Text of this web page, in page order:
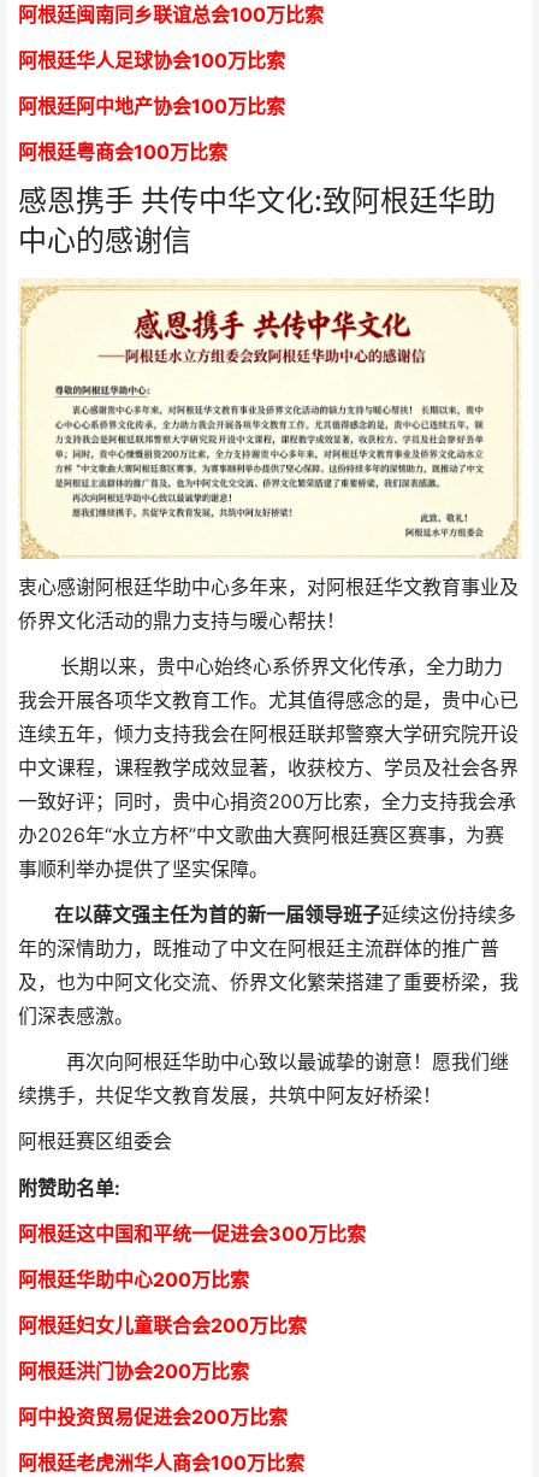
阿根廷闽南同乡联谊总会100万比索
阿根廷华人足球协会100万比索
阿根廷阿中地产协会100万比索
阿根廷粤商会100万比索
感恩携手 共传中华文化:致阿根廷华助
中心的感谢信
衷心感谢阿根廷华助中心多年来，对阿根廷华文教育事业及
侨界文化活动的鼎力支持与暖心帮扶！
长期以来，贵中心始终心系侨界文化传承，全力助力
我会开展各项华文教育工作。尤其值得感念的是，贵中心已
连续五年，倾力支持我会在阿根廷联邦警察大学研究院开设
中文课程，课程教学成效显著，收获校方、学员及社会各界
一致好评；同时，贵中心捐资200万比索，全力支持我会承
办2026年“水立方杯”中文歌曲大赛阿根廷赛区赛事，为赛
事顺利举办提供了坚实保障。
在以薛文强主任为首的新一届领导班子延续这份持续多
年的深情助力，
既推动了中文在阿根廷主流群体的推广普
及，也为中阿文化交流、侨界文化繁荣搭建了重要桥梁，我
们深表感激。
再次向阿根廷华助中心致以最诚挚的谢意！愿我们继
续携手，共促华文教育发展，共筑中阿友好桥梁！
阿根廷赛区组委会
附赞助名单:
阿根廷这中国和平统一促进会300万比索
阿根廷华助中心200万比索
阿根廷妇女儿童联合会200万比索
阿根廷洪门协会200万比索
阿中投资贸易促进会200万比索
阿根廷老虎洲华人商会100万比索